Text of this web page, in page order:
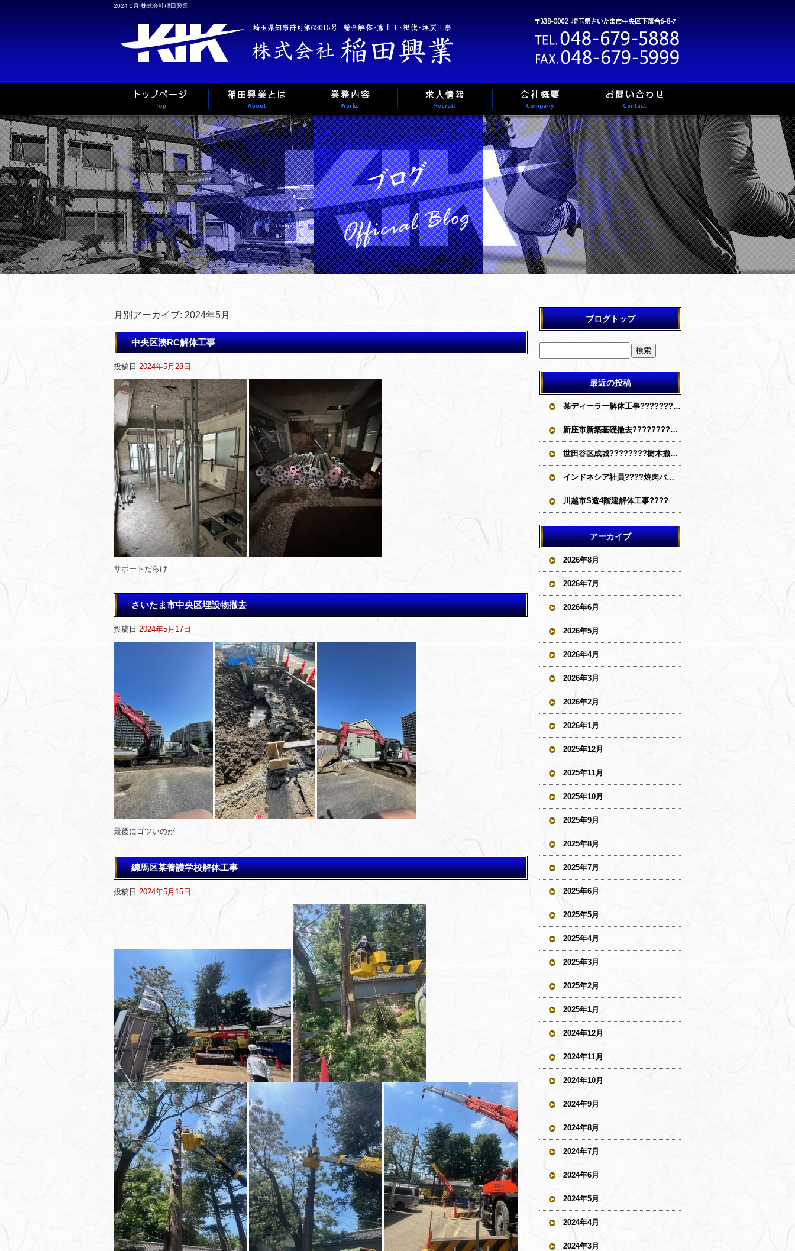
2024 5月|株式会社稲田興業
月別アーカイブ: 2024年5月
中央区湊RC解体工事
投稿日 2024年5月28日
サポートだらけ
さいたま市中央区埋設物撤去
投稿日 2024年5月17日
最後にゴツいのが
練馬区某養護学校解体工事
投稿日 2024年5月15日
ブログトップ
最近の投稿
某ディーラー解体工事????????????
新座市新築基礎撤去????????????
世田谷区成城????‍????樹木撤去????????????
インドネシア社員????焼肉パーティー
川越市S造4階建解体工事????
アーカイブ
2026年8月
2026年7月
2026年6月
2026年5月
2026年4月
2026年3月
2026年2月
2026年1月
2025年12月
2025年11月
2025年10月
2025年9月
2025年8月
2025年7月
2025年6月
2025年5月
2025年4月
2025年3月
2025年2月
2025年1月
2024年12月
2024年11月
2024年10月
2024年9月
2024年8月
2024年7月
2024年6月
2024年5月
2024年4月
2024年3月